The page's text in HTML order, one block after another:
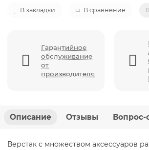
В закладки В сравнение
Гарантийное
обслуживание
от
производителя
Описание Отзывы Вопрос-
Верстак с множеством аксессуаров